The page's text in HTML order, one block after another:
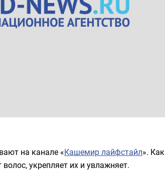
на канале «Кашемир лайфстайл». Как
укрепляет их и увлажняет.